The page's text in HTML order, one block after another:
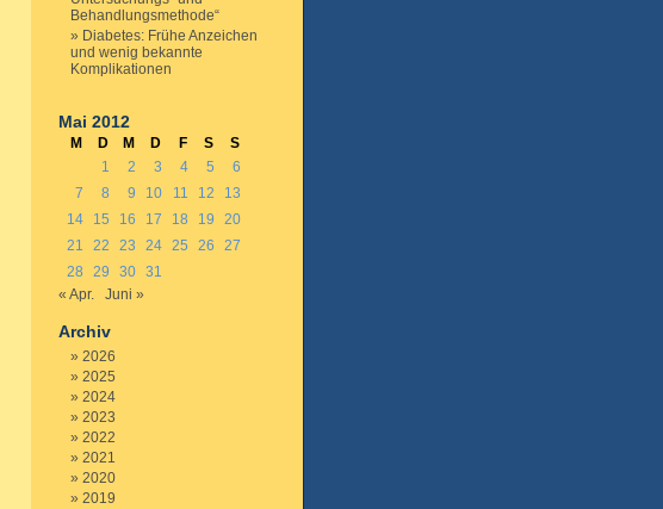
Behandlungsmethode“
Diabetes: Frühe Anzeichen
und wenig bekannte
Komplikationen
Mai 2012
M D M D F S
S
1
2 3 4 5
6
7
8 9 10 11 12
13
14
15 16 17 18 19
20
21
22 23 24 25 26
27
28
29 30 31
« Apr.
Juni »
Archiv
2026
2025
2024
2023
2022
2021
2020
2019